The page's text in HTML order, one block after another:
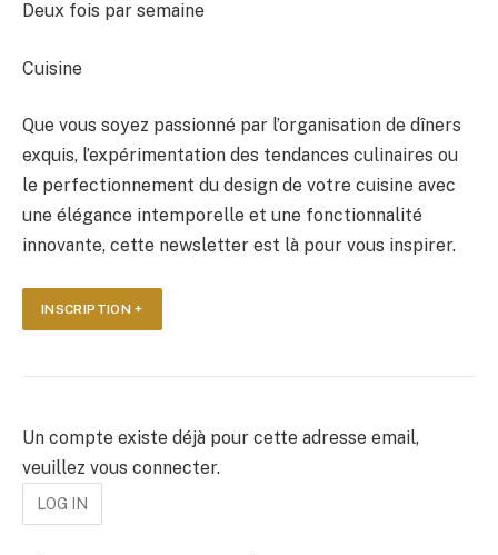
Deux fois par semaine
Cuisine
Que vous soyez passionné par l’organisation de dîners
exquis, l’expérimentation des tendances culinaires ou
le perfectionnement du design de votre cuisine avec
une élégance intemporelle et une fonctionnalité
innovante, cette newsletter est là pour vous inspirer.
INSCRIPTION +
Un compte existe déjà pour cette adresse email,
veuillez vous connecter.